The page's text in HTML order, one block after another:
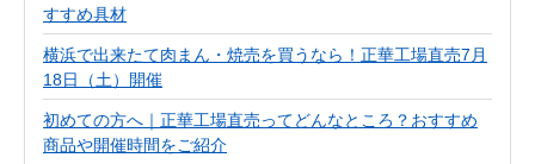
すすめ具材
横浜で出来たて肉まん・焼売を買うなら！正華工場直売7月
18日（土）開催
初めての方へ｜正華工場直売ってどんなところ？おすすめ
商品や開催時間をご紹介